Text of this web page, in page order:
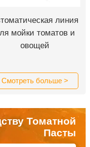
линия
мойки томатов и
овощей
Смотреть больше >
Томатной
Пасты